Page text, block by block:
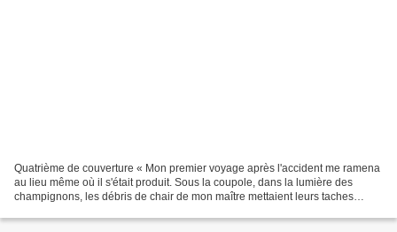
Quatrième de couverture « Mon premier voyage après l'accident me ramena
au lieu même où il s'était produit. Sous la coupole, dans la lumière des
champignons, les débris de chair de mon maître mettaient leurs taches